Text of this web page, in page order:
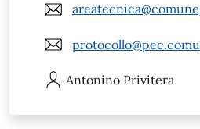
Antonino Privitera